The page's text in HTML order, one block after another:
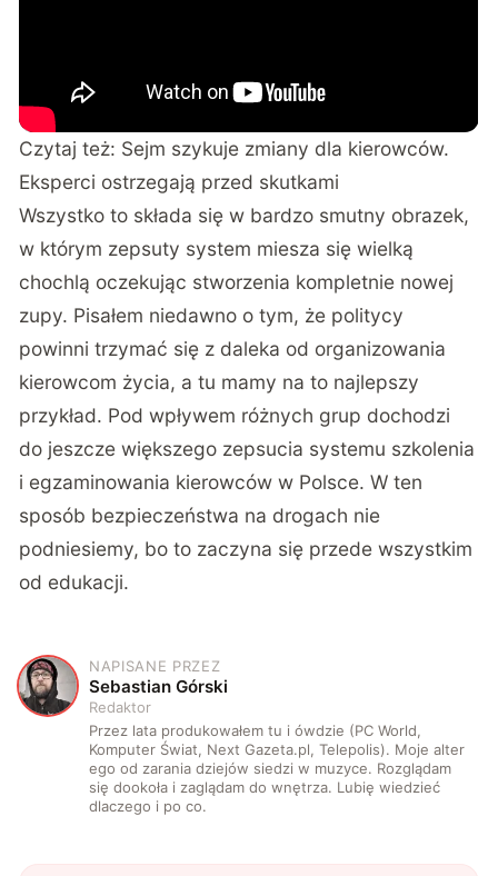
Czytaj też: Sejm szykuje zmiany dla kierowców.
Eksperci ostrzegają przed skutkami
Wszystko to składa się w bardzo smutny obrazek,
w którym zepsuty system miesza się wielką
chochlą oczekując stworzenia kompletnie nowej
zupy. Pisałem niedawno o tym, że politycy
powinni trzymać się z daleka od organizowania
kierowcom życia, a tu mamy na to najlepszy
przykład. Pod wpływem różnych grup dochodzi
do jeszcze większego zepsucia systemu szkolenia
i egzaminowania kierowców w Polsce. W ten
sposób bezpieczeństwa na drogach nie
podniesiemy, bo to zaczyna się przede wszystkim
od edukacji.
S
NAPISANE PRZEZ
Sebastian Górski
Redaktor
Przez lata produkowałem tu i ówdzie (PC World,
Komputer Świat, Next Gazeta.pl, Telepolis). Moje alter
ego od zarania dziejów siedzi w muzyce. Rozglądam
się dookoła i zaglądam do wnętrza. Lubię wiedzieć
dlaczego i po co.